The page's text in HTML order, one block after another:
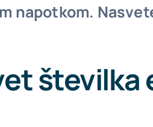
napotkom.
številka